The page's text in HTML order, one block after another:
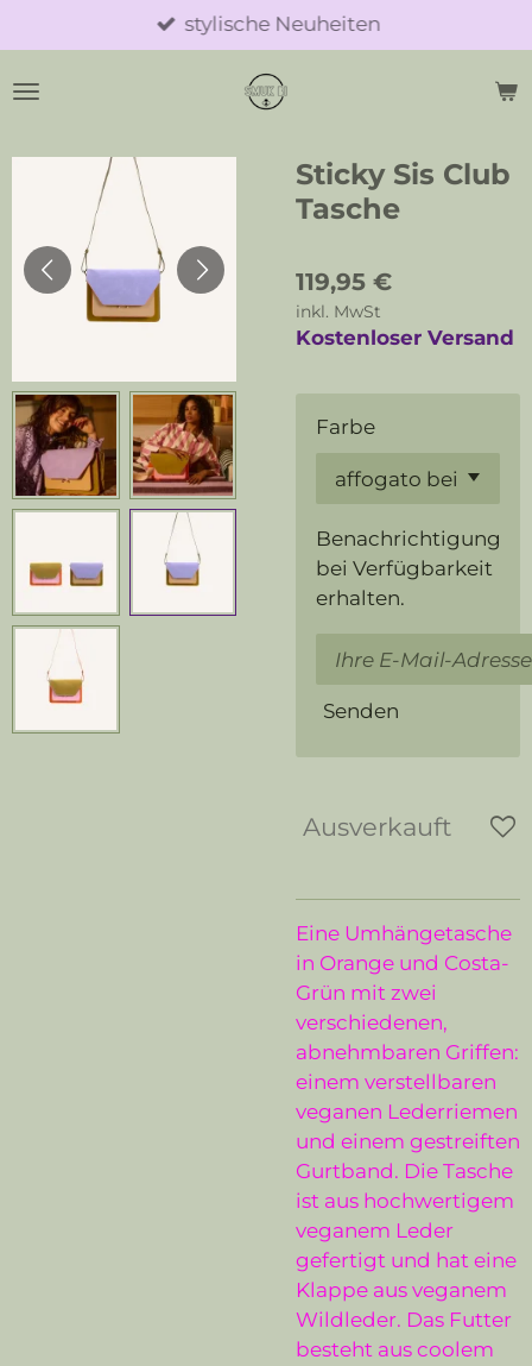
Hauptinhalt
springen
stylische Neuheiten
Sticky Sis Club
Tasche
119,95 €
inkl. MwSt
Kostenloser Versand
Farbe
Benachrichtigung
bei Verfügbarkeit
erhalten.
Senden
Ausverkauft
Eine Umhängetasche
in Orange und Costa-
Grün mit zwei
verschiedenen,
abnehmbaren Griffen:
einem verstellbaren
veganen Lederriemen
und einem gestreiften
Gurtband. Die Tasche
ist aus hochwertigem
veganem Leder
gefertigt und hat eine
Klappe aus veganem
Wildleder. Das Futter
besteht aus coolem